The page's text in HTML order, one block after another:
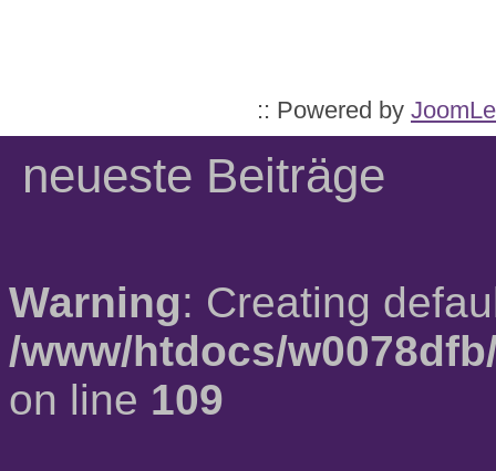
:: Powered by
neueste Beiträge
Warning: Creating
/www/htdocs/
on line 109